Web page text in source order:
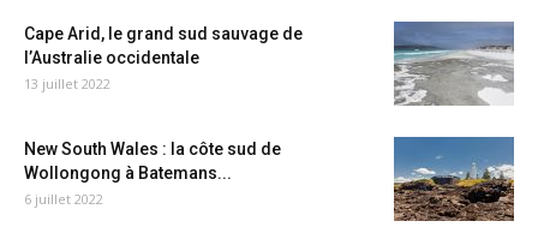
Cape Arid, le grand sud sauvage de
l’Australie occidentale
13 juillet 2022
New South Wales : la côte sud de
Wollongong à Batemans...
6 juillet 2022